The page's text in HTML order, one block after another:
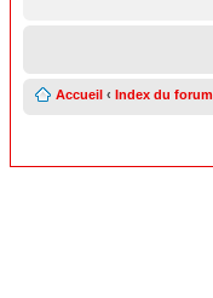
Accueil ‹ Index du forum